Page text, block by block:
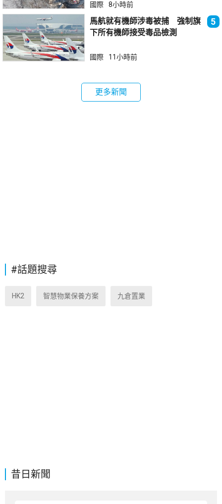
昔日新聞
國際 8小時前
馬航就有機師涉毒被捕 強制旗
下所有機師接受毒品檢測
5
國際 11小時前
更多新聞
#話題搜尋
HK2 智慧物業保養方案 九倉置業